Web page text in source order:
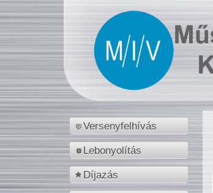
Versenyfelhívás
Lebonyolítás
Díjazás